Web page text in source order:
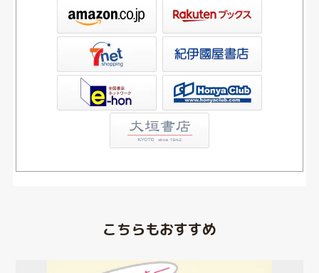
書店ウェブストア
こちらもおすすめ